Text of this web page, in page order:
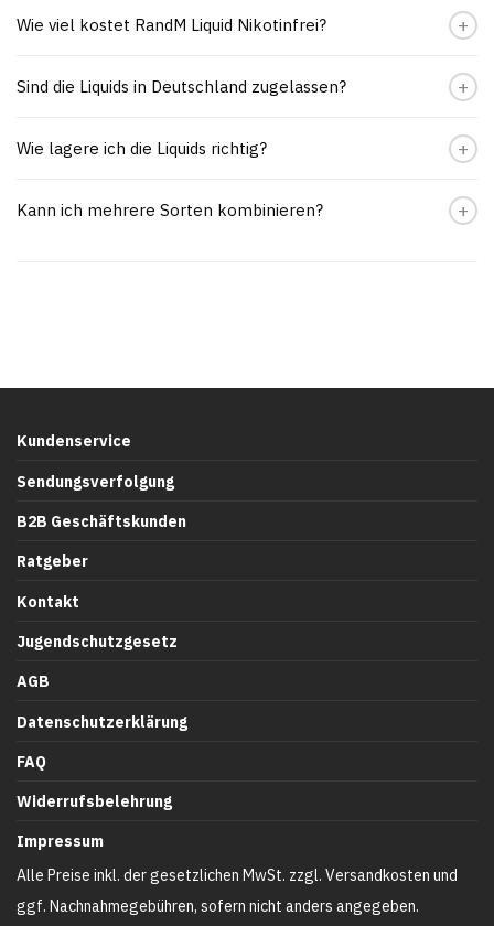
Wie viel kostet RandM Liquid Nikotinfrei?
Sind die Liquids in Deutschland zugelassen?
Wie lagere ich die Liquids richtig?
Kann ich mehrere Sorten kombinieren?
Kundenservice
Sendungsverfolgung
B2B Geschäftskunden
Ratgeber
Kontakt
Jugendschutzgesetz
AGB
Datenschutzerklärung
FAQ
Widerrufsbelehrung
Impressum
Alle Preise inkl. der gesetzlichen MwSt. zzgl. Versandkosten und
ggf. Nachnahmegebühren, sofern nicht anders angegeben.